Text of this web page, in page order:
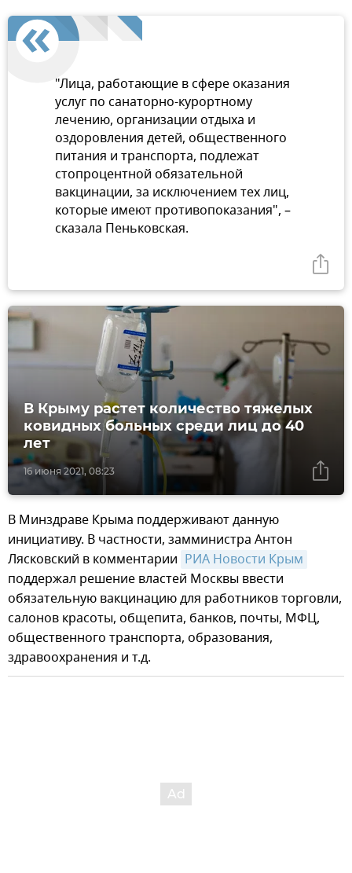
"Лица, работающие в сфере оказания
услуг по санаторно-курортному
лечению, организации отдыха и
оздоровления детей, общественного
питания и транспорта, подлежат
стопроцентной обязательной
вакцинации, за исключением тех лиц,
которые имеют противопоказания", –
сказала Пеньковская.
16 июня 2021, 08:23
В Крыму растет количество тяжелых
ковидных больных среди лиц до 40
лет
В Минздраве Крыма поддерживают данную
инициативу. В частности, замминистра Антон
Лясковский в комментарии РИА Новости Крым
поддержал решение властей Москвы ввести
обязательную вакцинацию для работников торговли,
салонов красоты, общепита, банков, почты, МФЦ,
общественного транспорта, образования,
здравоохранения и т.д.